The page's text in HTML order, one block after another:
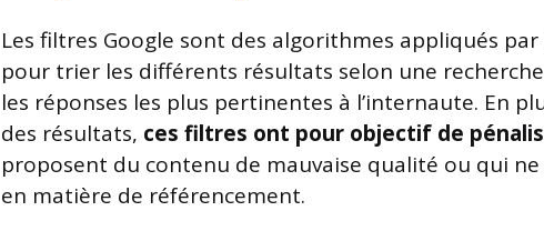
Les filtres Google sont des algorithmes appliqués
pour trier les différents résultats selon une
les réponses les plus pertinentes à l’internaute. En
des résultats, ces filtres ont pour objectif de
proposent du contenu de mauvaise qualité ou qui
en matière de référencement.